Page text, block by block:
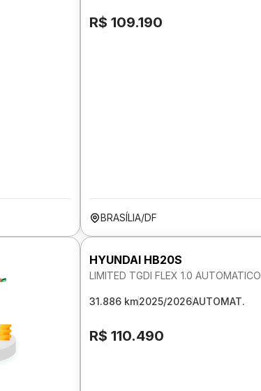
R$ 109.190
BRASÍLIA/DF
HYUNDAI HB20S
LIMITED TGDI FLEX 1.0 AUTOMATICO
31.886 km2025/2026AUTOMAT.
R$ 110.490